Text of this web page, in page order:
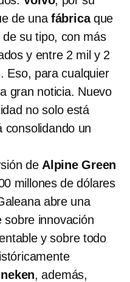
de una fábricaque
su tipo, con más
y entre 2 mil y 2
Eso, para cualquier
gran noticia. Nuevo
no solo está
consolidando un
de Alpine Green
millones de dólares
abre una
sobre innovación
y sobre todo
, además,